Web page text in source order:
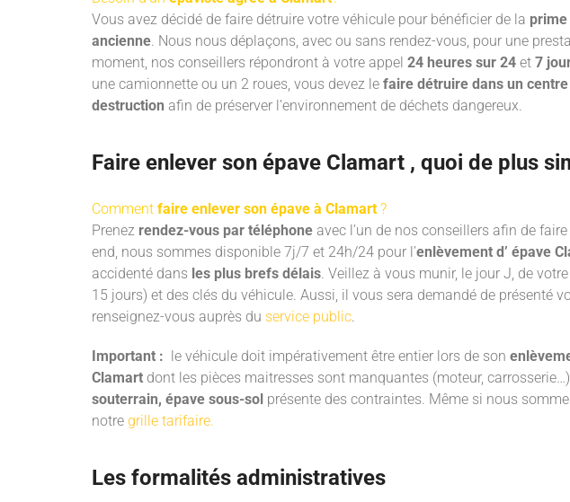
Vous avez décidé de faire détruire votre véhicule pour bénéficier de la
ancienne. Nous nous déplaçons, avec ou sans rendez-vous, pour une
moment, nos conseillers répondront à votre appel 24 heures sur 24 et 7
une camionnette ou un 2 roues, vous devez le faire détruire dans un centre
destruction afin de préserver l’environnement de déchets dangereux.
Faire enlever son épave Clamart , quoi de plus
Comment faire enlever son épave à Clamart ?
Prenez rendez-vous par téléphone avec l’un de nos conseillers afin de faire
end, nous sommes disponible 7j/7 et 24h/24 pour l’enlèvement d’ épave
accidenté dans les plus brefs délais. Veillez à vous munir, le jour J, de votre
15 jours) et des clés du véhicule. Aussi, il vous sera demandé de présenté
renseignez-vous auprès du service public.
Important : le véhicule doit impérativement être entier lors de son
Clamart dont les pièces maitresses sont manquantes (moteur,
souterrain, épave sous-sol présente des contraintes. Même si nous
notre grille tarifaire.
Les formalités administratives